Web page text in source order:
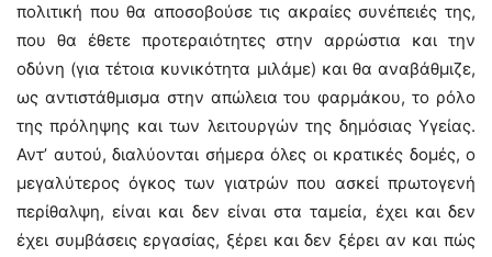
πολιτική που θα αποσοβούσε τις ακραίες συνέπειές της,
που θα έθετε προτεραιότητες στην αρρώστια και την
οδύνη (για τέτοια κυνικότητα μιλάμε) και θα αναβάθμιζε,
ως αντιστάθμισμα στην απώλεια του φαρμάκου, το ρόλο
της πρόληψης και των λειτουργών της δημόσιας Υγείας.
Αντ’ αυτού, διαλύονται σήμερα όλες οι κρατικές δομές, ο
μεγαλύτερος όγκος των γιατρών που ασκεί πρωτογενή
περίθαλψη, είναι και δεν είναι στα ταμεία, έχει και δεν
έχει συμβάσεις εργασίας, ξέρει και δεν ξέρει αν και πώς